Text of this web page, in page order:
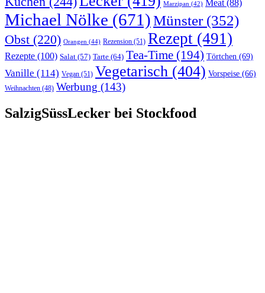
Marzipan (42) Meat (88)
Michael Nölke (671)Münster(352)
Obst (220) Orangen (44) Rezension (51) Rezept (491)
Rezepte (100) Salat (57) Tarte (64) Tea-Time (194) Törtchen (69)
Vanille (114) Vegan (51) Vegetarisch (404) Vorspeise (66)
Weihnachten (48) Werbung (143)
SalzigSüssLecker bei Stockfood